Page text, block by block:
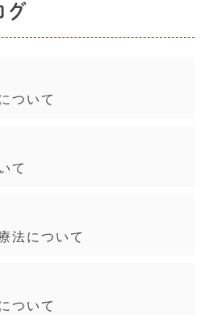
グ
ついて
て
法について
ついて